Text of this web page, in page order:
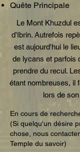
Quête Principale
Le Mont Khuzdul
d'Ibrin. Autrefois
est aujourd'hui le
de lycans et parfois
prendre du recul.
étant nombreuses, il
lors de
En cours de
(Si quelqu'un désire
chose, nous
Temple du savoir)